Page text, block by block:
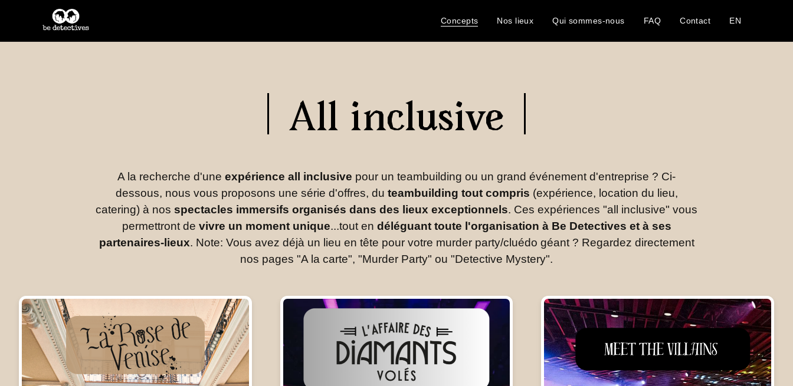
Concepts Nos lieux Qui sommes-nous FAQ Contact EN
All inclusive
A la recherche d'une expérience all inclusive pour un teambuilding ou un grand événement d'entreprise ? Ci-
dessous, nous vous proposons une série d'offres, du teambuilding tout compris (expérience, location du lieu,
catering) à nos spectacles immersifs organisés dans des lieux exceptionnels. Ces expériences "all inclusive" vous
permettront de vivre un moment unique...tout en déléguant toute l'organisation à Be Detectives et à ses
partenaires-lieux. Note: Vous avez déjà un lieu en tête pour votre murder party/cluédo géant ? Regardez directement
nos pages "A la carte", "Murder Party" ou "Detective Mystery".